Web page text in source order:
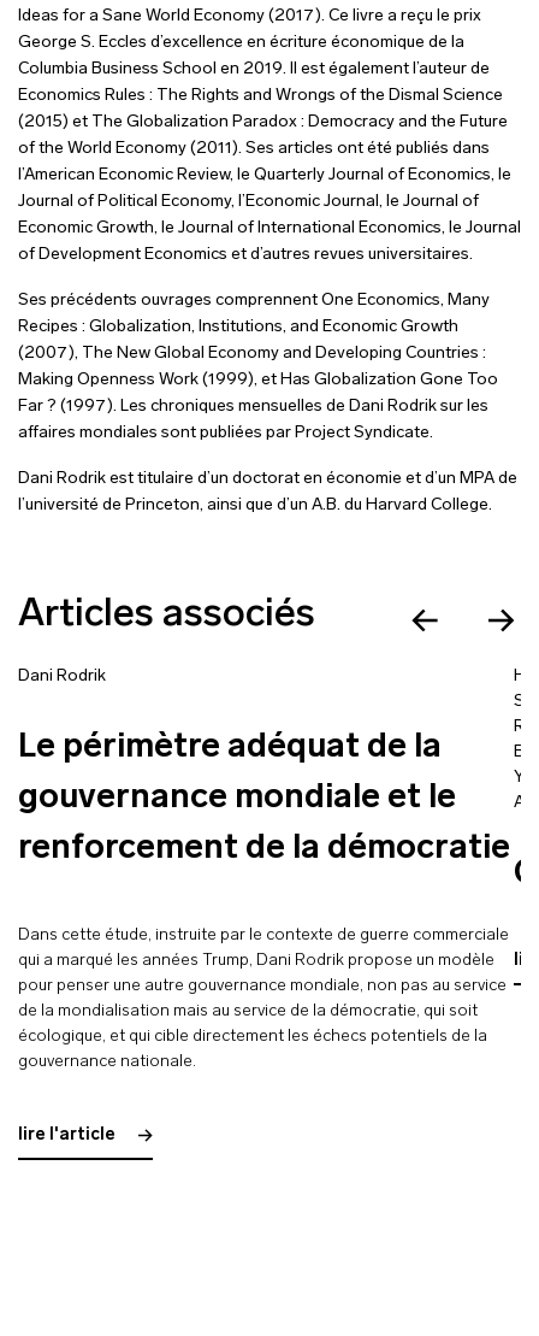
Ideas for a Sane World Economy (2017). Ce livre a reçu le prix
George S. Eccles d’excellence en écriture économique de la
Columbia Business School en 2019. Il est également l’auteur de
Economics Rules : The Rights and Wrongs of the Dismal Science
(2015) et The Globalization Paradox : Democracy and the Future
of the World Economy (2011). Ses articles ont été publiés dans
l’American Economic Review, le Quarterly Journal of Economics, le
Journal of Political Economy, l’Economic Journal, le Journal of
Economic Growth, le Journal of International Economics, le Journal
of Development Economics et d’autres revues universitaires.
Ses précédents ouvrages comprennent One Economics, Many
Recipes : Globalization, Institutions, and Economic Growth
(2007), The New Global Economy and Developing Countries :
Making Openness Work (1999), et Has Globalization Gone Too
Far ? (1997). Les chroniques mensuelles de Dani Rodrik sur les
affaires mondiales sont publiées par Project Syndicate.
Dani Rodrik est titulaire d’un doctorat en économie et d’un MPA de
l’université de Princeton, ainsi que d’un A.B. du Harvard College.
Articles associés
Dani Rodrik
Le périmètre adéquat de la
gouvernance mondiale et le
renforcement de la démocratie
Dans cette étude, instruite par le contexte de guerre commerciale
qui a marqué les années Trump, Dani Rodrik propose un modèle
pour penser une autre gouvernance mondiale, non pas au service
de la mondialisation mais au service de la démocratie, qui soit
écologique, et qui cible directement les échecs potentiels de la
gouvernance nationale.
lire l'article